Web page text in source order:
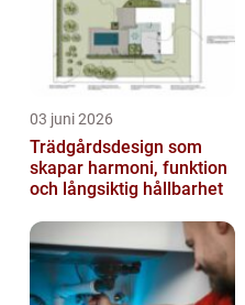
03 juni 2026
Trädgårdsdesign som
skapar harmoni, funktion
och långsiktig hållbarhet